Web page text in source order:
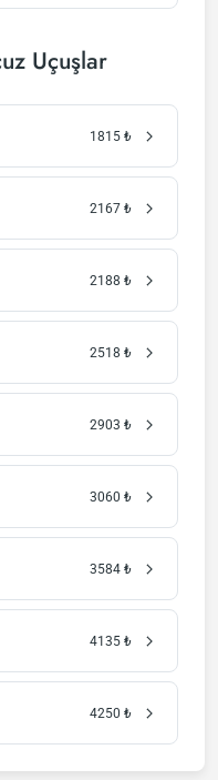
Uçuşlar
1815 ₺
2167 ₺
2188 ₺
2518 ₺
2903 ₺
3060 ₺
3584 ₺
4135 ₺
4250 ₺